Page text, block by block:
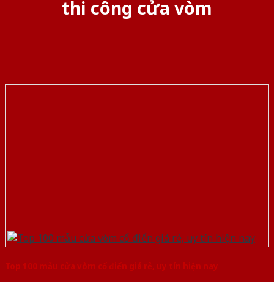
thi công cửa vòm
Top 100 mẫu cửa vòm cổ điển giá rẻ, uy tín hiện nay